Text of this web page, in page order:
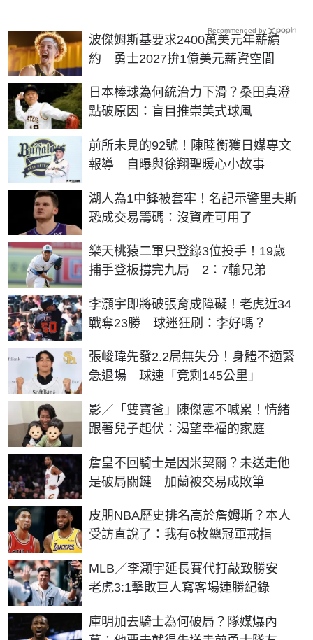
波傑姆斯基要求2400萬美元年薪續
約 勇士2027拚1億美元薪資空間
日本棒球為何統治力下滑？桑田真澄
點破原因：盲目推崇美式球風
前所未見的92號！陳睦衡獲日媒專文
報導 自曝與徐翔聖暖心小故事
湖人為1中鋒被套牢！名記示警里夫斯
恐成交易籌碼：沒資產可用了
樂天桃猿二軍只登錄3位投手！19歲
捕手登板撐完九局 2：7輸兄弟
李灝宇即將破張育成障礙！老虎近34
戰奪23勝 球迷狂刷：李好嗎？
張峻瑋先發2.2局無失分！身體不適緊
急退場 球速「竟剩145公里」
影／「雙寶爸」陳傑憲不喊累！情緒
跟著兒子起伏：渴望幸福的家庭
詹皇不回騎士是因米契爾？未送走他
是破局關鍵 加蘭被交易成敗筆
皮朋NBA歷史排名高於詹姆斯？本人
受訪直說了：我有6枚總冠軍戒指
MLB／李灝宇延長賽代打敲致勝安
老虎3:1擊敗巨人寫客場連勝紀錄
庫明加去騎士為何破局？隊媒爆內
Recommended by